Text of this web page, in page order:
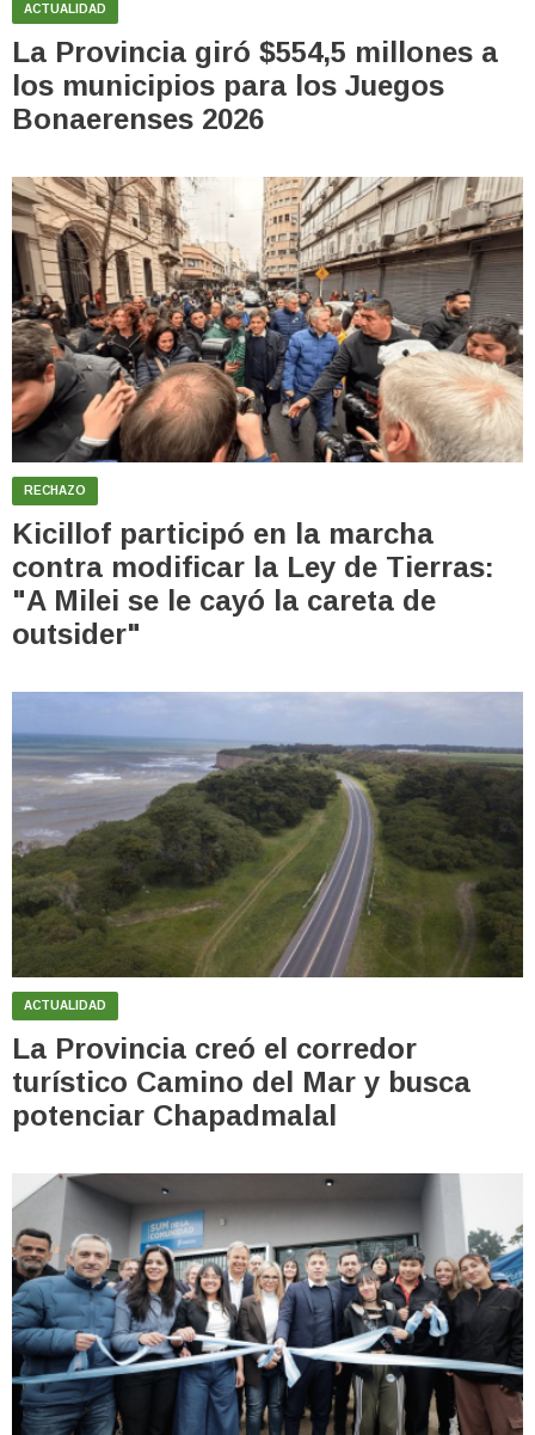
ACTUALIDAD
La Provincia giró $554,5 millones a
los municipios para los Juegos
Bonaerenses 2026
RECHAZO
Kicillof participó en la marcha
contra modificar la Ley de Tierras:
"A Milei se le cayó la careta de
outsider"
ACTUALIDAD
La Provincia creó el corredor
turístico Camino del Mar y busca
potenciar Chapadmalal